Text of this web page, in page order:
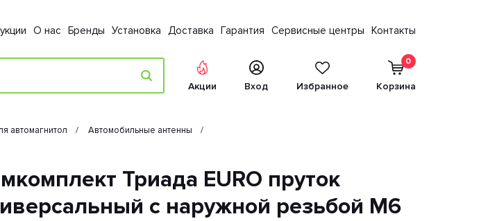
О нас Бренды Установка Доставка Гарантия Сервисные центры Контакты
Акции Вход Избранное
0
Корзина
автомагнитол
Автомобильные антенны
Триада EURO пруток
с наружной резьбой М6